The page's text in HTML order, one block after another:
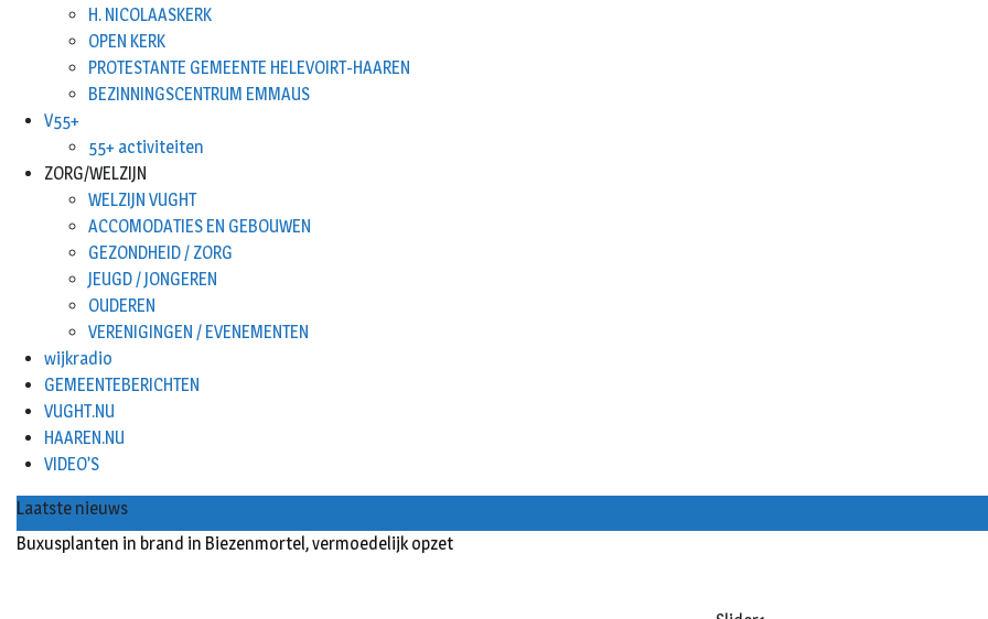
H. NICOLAASKERK
OPEN KERK
PROTESTANTE GEMEENTE HELEVOIRT-HAAREN
BEZINNINGSCENTRUM EMMAUS
V55+
55+ activiteiten
ZORG/WELZIJN
WELZIJN VUGHT
ACCOMODATIES EN GEBOUWEN
GEZONDHEID / ZORG
JEUGD / JONGEREN
OUDEREN
VERENIGINGEN / EVENEMENTEN
wijkradio
GEMEENTEBERICHTEN
VUGHT.NU
HAAREN.NU
VIDEO’S
Laatste nieuws
Buxusplanten in brand in Biezenmortel, vermoedelijk opzet